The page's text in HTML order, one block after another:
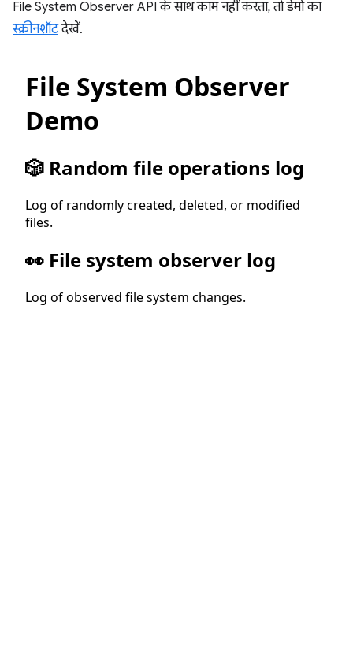
File System Observer API के साथ काम नहीं करता, तो डेमो का
स्क्रीनशॉटदेखें.